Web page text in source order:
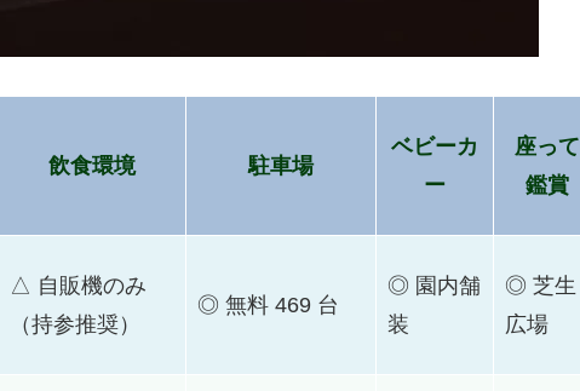
飲食環境 駐車場
ベビーカ
ー
座って
鑑賞
△ 自販機のみ
（持参推奨）
◎ 無料 469 台
◎ 園内舗
装
◎ 芝生
広場